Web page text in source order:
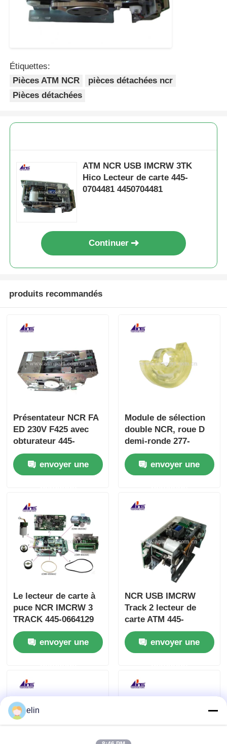
Étiquettes:
Pièces ATM NCR
pièces détachées ncr
Pièces détachées
ATM NCR USB IMCRW 3TK
Hico Lecteur de carte 445-
0704481 4450704481
Continuer
produits recommandés
Présentateur NCR FA
ED 230V F425 avec
obturateur 445-
0647862 4450647862
envoyer une
Module de sélection
double NCR, roue D
demi-ronde 277-
0008939 445-0737509
445-0592170envoyer une
Le lecteur de carte à
puce NCR IMCRW 3
TRACK 445-0664129
envoyer une
NCR USB IMCRW
Track 2 lecteur de
carte ATM 445-
0704479 4450704479
envoyer une
elin